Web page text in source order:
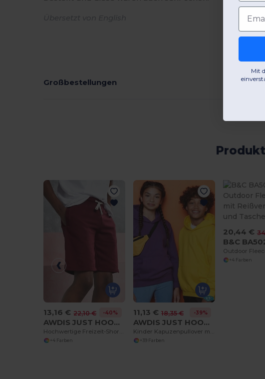
Großbestellungen
13,16 € 22,10 € -40%
AWDIS JUST HOODS JH080
+4 Farben
11,13 € 18,35 € -39%
AWDIS JUST HOODS JH01J
+39 Farben
20,44 €
B&C
+4 Farben
E-
Mit